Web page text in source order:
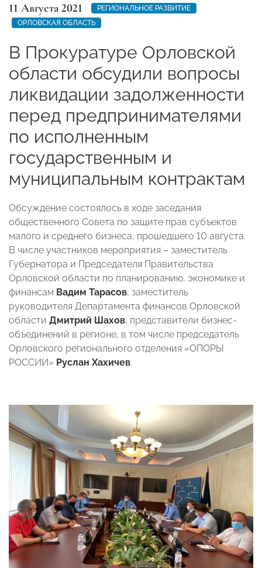
11 Августа 2021
РЕГИОНАЛЬНОЕ РАЗВИТИЕ
ОРЛОВСКАЯ ОБЛАСТЬ
В Прокуратуре Орловской
области обсудили вопросы
ликвидации задолженности
перед предпринимателями
по исполненным
государственным и
муниципальным контрактам
Обсуждение состоялось в ходе заседания
общественного Совета по защите прав субъектов
малого и среднего бизнеса, прошедшего 10 августа.
В числе участников мероприятия – заместитель
Губернатора и Председателя Правительства
Орловской области по планированию, экономике и
финансам Вадим Тарасов, заместитель
руководителя Департамента финансов Орловской
области Дмитрий Шахов, представители бизнес-
объединений в регионе, в том числе председатель
Орловского регионального отделения «ОПОРЫ
РОССИИ» Руслан Хахичев.